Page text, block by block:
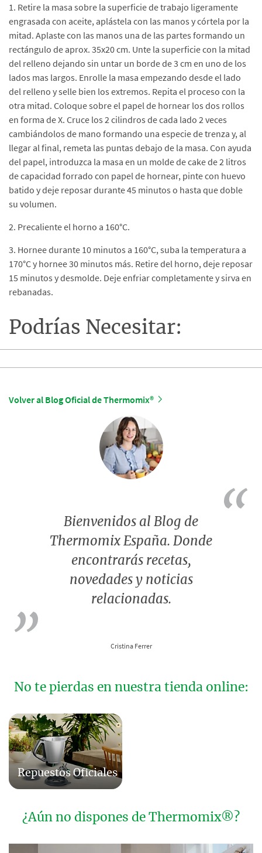
1. Retire la masa sobre la superficie de trabajo ligeramente
engrasada con aceite, aplástela con las manos y córtela por la
mitad. Aplaste con las manos una de las partes formando un
rectángulo de aprox. 35x20 cm. Unte la superficie con la mitad
del relleno dejando sin untar un borde de 3 cm en uno de los
lados mas largos. Enrolle la masa empezando desde el lado
del relleno y selle bien los extremos. Repita el proceso con la
otra mitad. Coloque sobre el papel de hornear los dos rollos
en forma de X. Cruce los 2 cilindros de cada lado 2 veces
cambiándolos de mano formando una especie de trenza y, al
llegar al final, remeta las puntas debajo de la masa. Con ayuda
del papel, introduzca la masa en un molde de cake de 2 litros
de capacidad forrado con papel de hornear, pinte con huevo
batido y deje reposar durante 45 minutos o hasta que doble
su volumen.
2. Precaliente el horno a 160°C.
3. Hornee durante 10 minutos a 160°C, suba la temperatura a
170°C y hornee 30 minutos más. Retire del horno, deje reposar
15 minutos y desmolde. Deje enfriar completamente y sirva en
rebanadas.
Podrías Necesitar:
Volver al Blog Oficial de Thermomix®
Bienvenidos al Blog de
Thermomix España. Donde
encontrarás recetas,
novedades y noticias
relacionadas.
Cristina Ferrer
No te pierdas en nuestra tienda online:
Repuestos Oficiales
¿Aún no dispones de Thermomix®?